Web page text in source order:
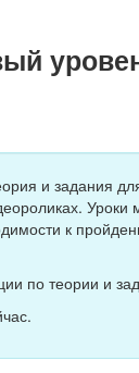
и задания
к
по теории и